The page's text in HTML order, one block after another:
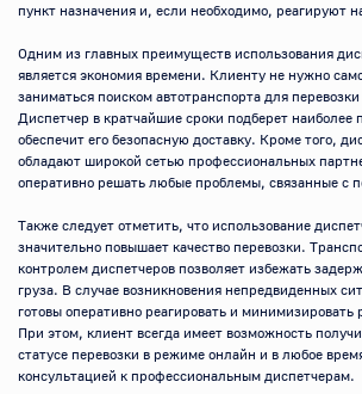
пункт назначения и, если необходимо, реагируют
Одним из главных преимуществ использования
является экономия времени. Клиенту не нужно
заниматься поиском автотранспорта для
Диспетчер в кратчайшие сроки подберет наиболее
обеспечит его безопасную доставку. Кроме того,
обладают широкой сетью профессиональных
оперативно решать любые проблемы, связанные с
Также следует отметить, что использование
значительно повышает качество перевозки.
контролем диспетчеров позволяет избежать
груза. В случае возникновения непредвиденных
готовы оперативно реагировать и минимизировать
При этом, клиент всегда имеет возможность
статусе перевозки в режиме онлайн и в любое
консультацией к профессиональным диспетчерам.